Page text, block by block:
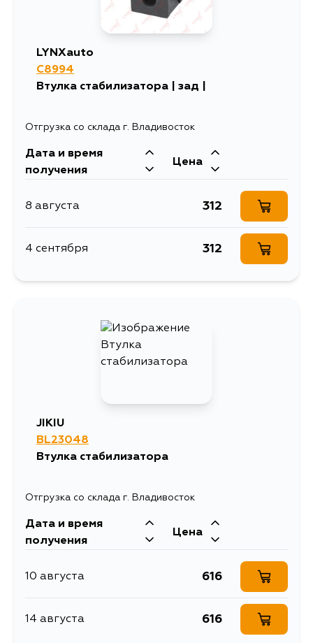
LYNXauto
C8994
Втулка стабилизатора | зад |
Отгрузка со склада г. Владивосток
Дата и время
получения
Цена
8 августа 312
4 сентября 312
JIKIU
BL23048
Втулка стабилизатора
Отгрузка со склада г. Владивосток
Дата и время
получения
Цена
10 августа 616
14 августа 616